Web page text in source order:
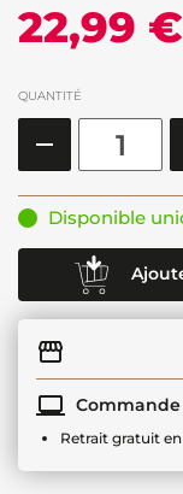
22,99 €
QUANTITÉ
Disponible
Retrait gratuit